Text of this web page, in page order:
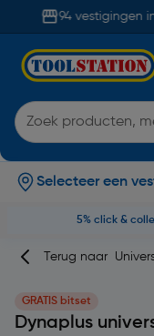
94 vestigingen in
Selecteer een
5% click &
Terug naar
GRATIS bitset
Dynaplus